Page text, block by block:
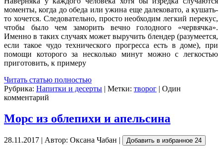
моменты, когда до обеда или ужина еще далековато, а кушать-
то хочется. Следовательно, просто необходим легкий перекус,
чтобы было чем заморить вечно голодного «червячка».
Именно в таких случаях может выручить блендер (разумеется,
если такое чудо технического прогресса есть в доме), при
помощи которого за несколько минут можно с легкостью
приготовить, к примеру
Читать статью полностью
Рубрика: Напитки и десерты | Метки: творог | Один
комментарий
Морс из облепихи и апельсина
28.11.2017 | Автор: Оксана Чабан | Добавить в избранное 24